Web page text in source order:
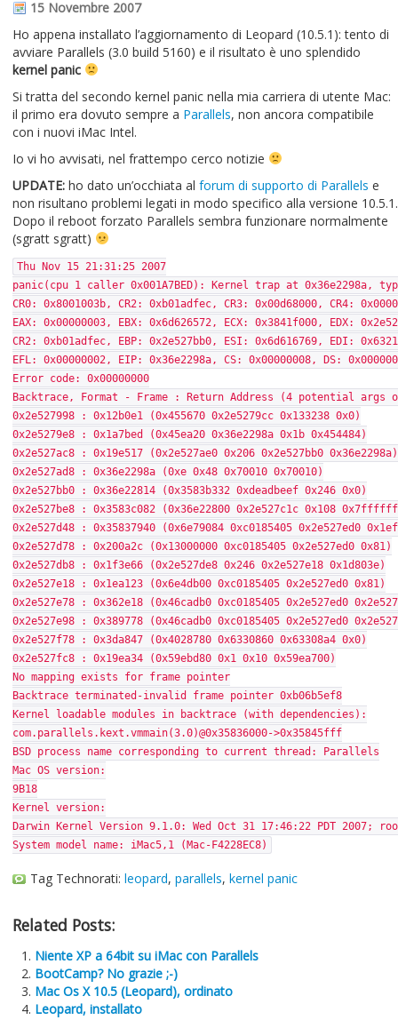
Cookie
15 Novembre 2007
Ho appena installato l’aggiornamento di Leopard (10.5.1): tento di
avviare Parallels (3.0 build 5160) e il risultato è uno splendido
kernel panic
Si tratta del secondo kernel panic nella mia carriera di utente Mac:
il primo era dovuto sempre a Parallels, non ancora compatibile
con i nuovi iMac Intel.
Io vi ho avvisati, nel frattempo cerco notizie
UPDATE: ho dato un’occhiata al forum di supporto di Parallels e
non risultano problemi legati in modo specifico alla versione 10.5.1.
Dopo il reboot forzato Parallels sembra funzionare normalmente
(sgratt sgratt)
Thu Nov 15 21:31:25 2007
panic(cpu 1 caller 0x001A7BED): Kernel trap at 0x36e2298a,
CR0: 0x8001003b, CR2: 0xb01adfec, CR3: 0x00d68000, CR4:
EAX: 0x00000003, EBX: 0x6d626572, ECX: 0x3841f000, EDX:
CR2: 0xb01adfec, EBP: 0x2e527bb0, ESI: 0x6d616769, EDI:
EFL: 0x00000002, EIP: 0x36e2298a, CS: 0x00000008, DS:
Error code: 0x00000000
Backtrace, Format - Frame : Return Address (4 potential args
0x2e527998 : 0x12b0e1 (0x455670 0x2e5279cc 0x133238 0x0)
0x2e5279e8 : 0x1a7bed (0x45ea20 0x36e2298a 0x1b 0x454484)
0x2e527ac8 : 0x19e517 (0x2e527ae0 0x206 0x2e527bb0 0x36e2298a)
0x2e527ad8 : 0x36e2298a (0xe 0x48 0x70010 0x70010)
0x2e527bb0 : 0x36e22814 (0x3583b332 0xdeadbeef 0x246 0x0)
0x2e527be8 : 0x3583c082 (0x36e22800 0x2e527c1c 0x108
0x2e527d48 : 0x35837940 (0x6e79084 0xc0185405 0x2e527ed0
0x2e527d78 : 0x200a2c (0x13000000 0xc0185405 0x2e527ed0 0x81)
0x2e527db8 : 0x1f3e66 (0x2e527de8 0x246 0x2e527e18 0x1d803e)
0x2e527e18 : 0x1ea123 (0x6e4db00 0xc0185405 0x2e527ed0 0x81)
0x2e527e78 : 0x362e18 (0x46cadb0 0xc0185405 0x2e527ed0
0x2e527e98 : 0x389778 (0x46cadb0 0xc0185405 0x2e527ed0
0x2e527f78 : 0x3da847 (0x4028780 0x6330860 0x63308a4 0x0)
0x2e527fc8 : 0x19ea34 (0x59ebd80 0x1 0x10 0x59ea700)
No mapping exists for frame pointer
Backtrace terminated-invalid frame pointer 0xb06b5ef8
Kernel loadable modules in backtrace (with dependencies):
com.parallels.kext.vmmain(3.0)@0x35836000->0x35845fff
BSD process name corresponding to current thread: Parallels
Mac OS version:
9B18
Kernel version:
Darwin Kernel Version 9.1.0: Wed Oct 31 17:46:22 PDT 2007;
System model name: iMac5,1 (Mac-F4228EC8)
Tag Technorati: leopard, parallels, kernel panic
Related Posts:
Niente XP a 64bit su iMac con Parallels
BootCamp? No grazie ;-)
Mac Os X 10.5 (Leopard), ordinato
Leopard, installato